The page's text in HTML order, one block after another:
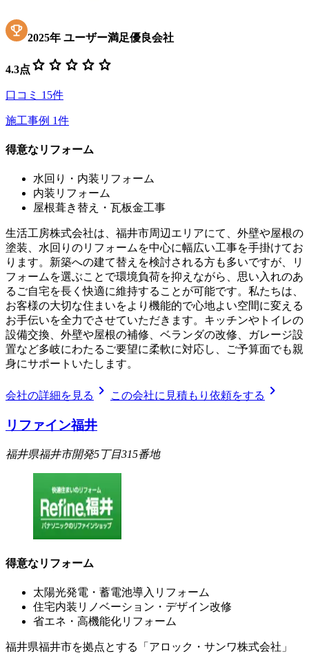
2025年 ユーザー満足優良会社
4.3点 star star star star star
口コミ 15件
施工事例 1件
得意なリフォーム
水回り・内装リフォーム
内装リフォーム
屋根葺き替え・瓦板金工事
生活工房株式会社は、福井市周辺エリアにて、外壁や屋根の
塗装、水回りのリフォームを中心に幅広い工事を手掛けてお
ります。新築への建て替えを検討される方も多いですが、リ
フォームを選ぶことで環境負荷を抑えながら、思い入れのあ
るご自宅を長く快適に維持することが可能です。私たちは、
お客様の大切な住まいをより機能的で心地よい空間に変える
お手伝いを全力でさせていただきます。キッチンやトイレの
設備交換、外壁や屋根の補修、ベランダの改修、ガレージ設
置など多岐にわたるご要望に柔軟に対応し、ご予算面でも親
身にサポートいたします。
会社の詳細を見る chevron_right この会社に見積もり依頼をする chevron_right
リファイン福井
福井県福井市開発5丁目315番地
得意なリフォーム
太陽光発電・蓄電池導入リフォーム
住宅内装リノベーション・デザイン改修
省エネ・高機能化リフォーム
福井県福井市を拠点とする「アロック・サンワ株式会社」